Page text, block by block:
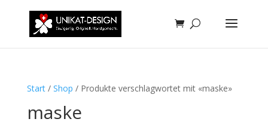
Start/ Shop / Produkte verschlagwortet mit «maske»
maske